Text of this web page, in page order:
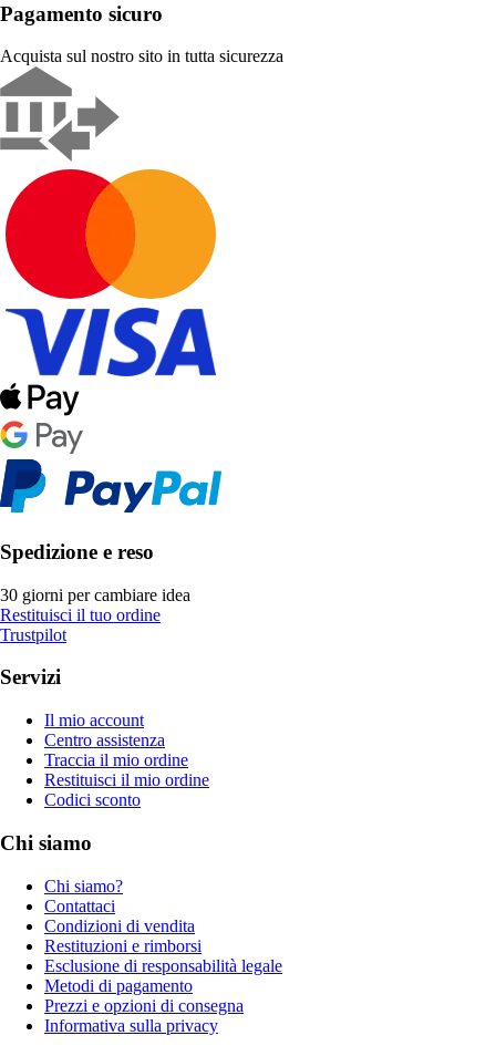
Pagamento sicuro
Acquista sul nostro sito in tutta sicurezza
Spedizione e reso
30 giorni per cambiare idea
Restituisci il tuo ordine
Trustpilot
Servizi
Il mio account
Centro assistenza
Traccia il mio ordine
Restituisci il mio ordine
Codici sconto
Chi siamo
Chi siamo?
Contattaci
Condizioni di vendita
Restituzioni e rimborsi
Esclusione di responsabilità legale
Metodi di pagamento
Prezzi e opzioni di consegna
Informativa sulla privacy